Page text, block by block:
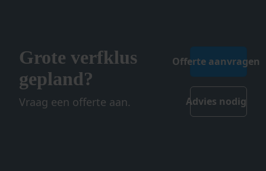
Grote verfklus
gepland?
Vraag een offerte aan.
Offerte aanvragen
Advies nodig